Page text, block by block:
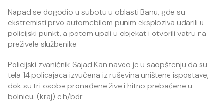
Napad se dogodio u subotu u oblasti Banu, gde su
ekstremisti prvo automobilom punim eksploziva udarili u
policijski punkt, a potom upali u objekat i otvorili vatru na
preživele službenike.
Policijski zvaničnik Sajad Kan naveo je u saopštenju da su
tela 14 policajaca izvučena iz ruševina uništene ispostave,
dok su tri osobe pronađene žive i hitno prebačene u
bolnicu. (kraj) elh/bdr